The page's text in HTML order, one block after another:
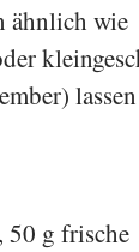
ähnlich wie
50 g frische